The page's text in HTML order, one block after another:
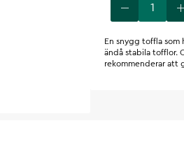
En snygg toffla som
ändå stabila tofflor.
rekommenderar att